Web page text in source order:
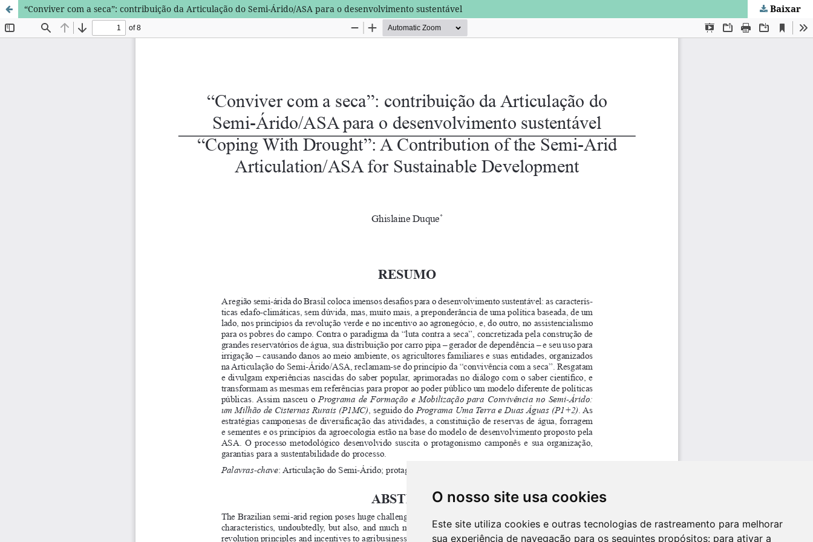
O nosso site usa cookies
Este site utiliza cookies e outras tecnologias de rastreamento para melhorar
sua experiência de navegação para os seguintes propósitos: para ativar a
“Conviver com a seca”: contribuição da Articulação do Semi-Árido/ASA para o desenvolvimento sustentável Baixar